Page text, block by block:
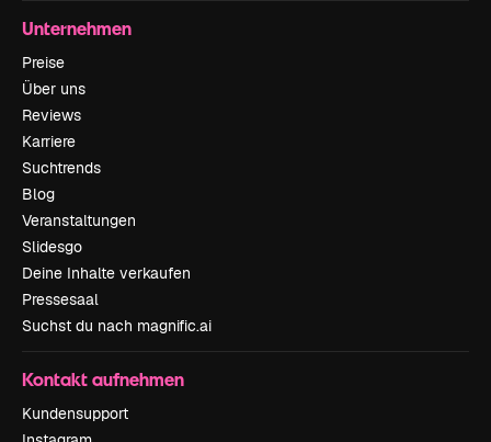
Unternehmen
Preise
Über uns
Reviews
Karriere
Suchtrends
Blog
Veranstaltungen
Slidesgo
Deine Inhalte verkaufen
Pressesaal
Suchst du nach magnific.ai
Kontakt aufnehmen
Kundensupport